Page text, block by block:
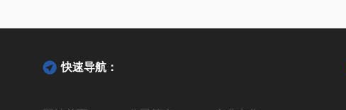
快速导航：